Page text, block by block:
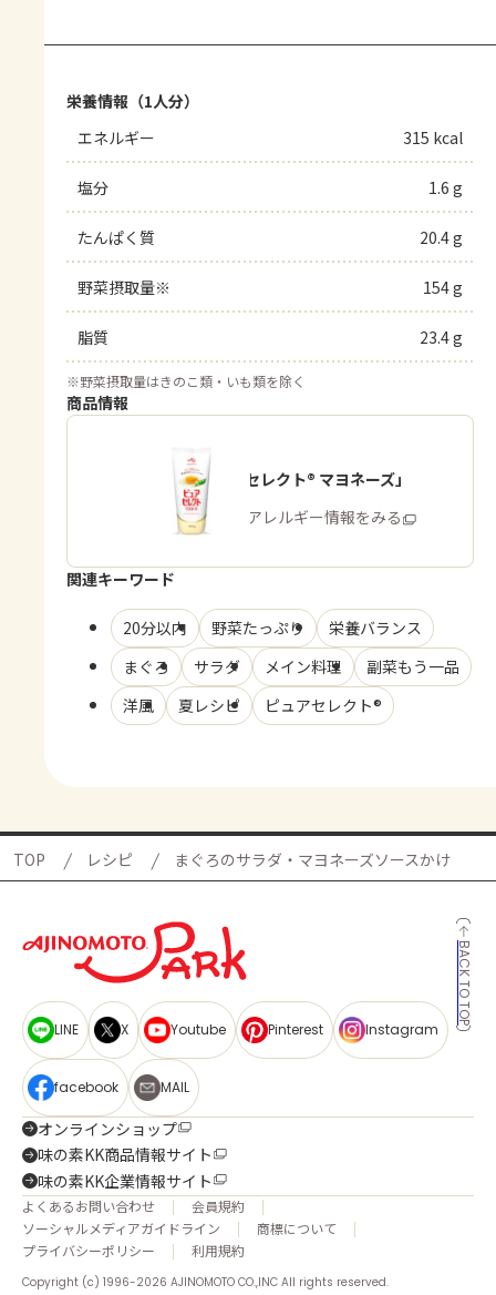
栄養情報（1人分）
エネルギー
315 kcal
塩分 1.6 g
たんぱく質 20.4 g
野菜摂取量※ 154 g
脂質 23.4 g
※野菜摂取量はきのこ類・いも類を除く
商品情報
「ピュアセレクト® マヨネーズ」
商品・アレルギー情報をみる
関連キーワード
20分以内 野菜たっぷり
栄養バランス
まぐろ
サラダ メイン料理
副菜もう一品
洋風
夏レシピ ピュアセレクト®
TOP レシピ まぐろのサラダ・マヨネーズソースかけ
BACK TO TOP
LINE X Youtube Pinterest Instagram
facebook MAIL
オンラインショップ
味の素KK商品情報サイト
味の素KK企業情報サイト
よくあるお問い合わせ
会員規約
ソーシャルメディアガイドライン
商標について
プライバシーポリシー
利用規約
Copyright (c) 1996-2026 AJINOMOTO CO.,INC All rights reserved.